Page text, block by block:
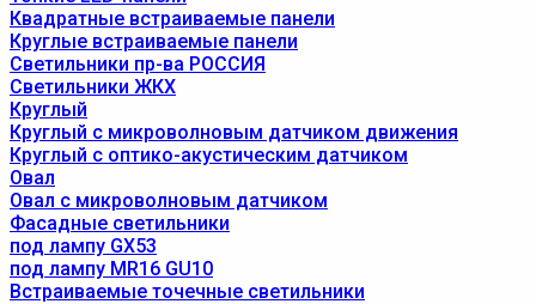
Квадратные встраиваемые панели
Круглые встраиваемые панели
Светильники пр-ва РОССИЯ
Светильники ЖКХ
Круглый
Круглый с микроволновым датчиком движения
Круглый с оптико-акустическим датчиком
Овал
Овал с микроволновым датчиком
Фасадные светильники
под лампу GX53
под лампу MR16 GU10
Встраиваемые точечные светильники